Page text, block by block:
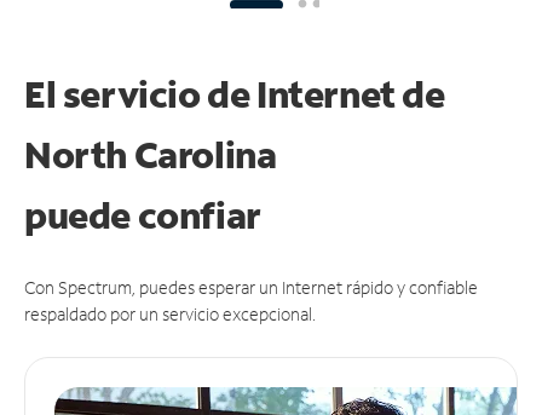
El servicio de Internet de
North Carolina
puedeconfiar
Con Spectrum, puedes esperar un Internet rápido y confiable
respaldado por un servicio excepcional.